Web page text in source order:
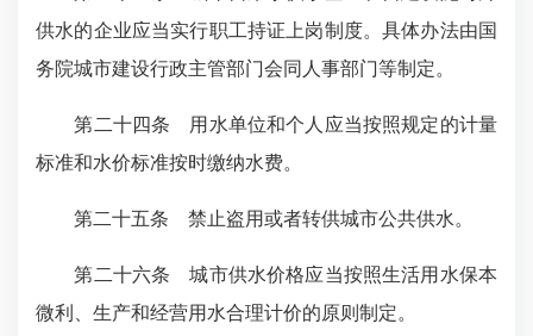
供水的企业应当实行职工持证上岗制度。具体办法由国
务院城市建设行政主管部门会同人事部门等制定。
第二十四条 用水单位和个人应当按照规定的计量
标准和水价标准按时缴纳水费。
第二十五条 禁止盗用或者转供城市公共供水。
第二十六条 城市供水价格应当按照生活用水保本
微利、生产和经营用水合理计价的原则制定。